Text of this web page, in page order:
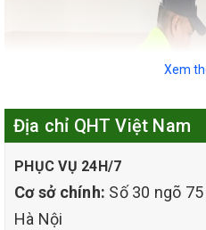
Xem
Địa chỉ QHT Việt Nam
PHỤC VỤ 24H/7
Cơ sở chính: Số 30 ngõ
Hà Nội